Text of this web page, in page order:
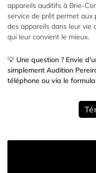
appareils auditifs à Brie-
service de prêt permet aux
des appareils dans leur vie
qui leur convient le mieux.
💡 Une question ? Envie
simplement Audition
téléphone ou via le